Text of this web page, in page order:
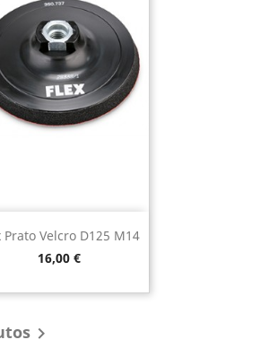
Prato Velcro D125 M14
Preço
16,00 €
